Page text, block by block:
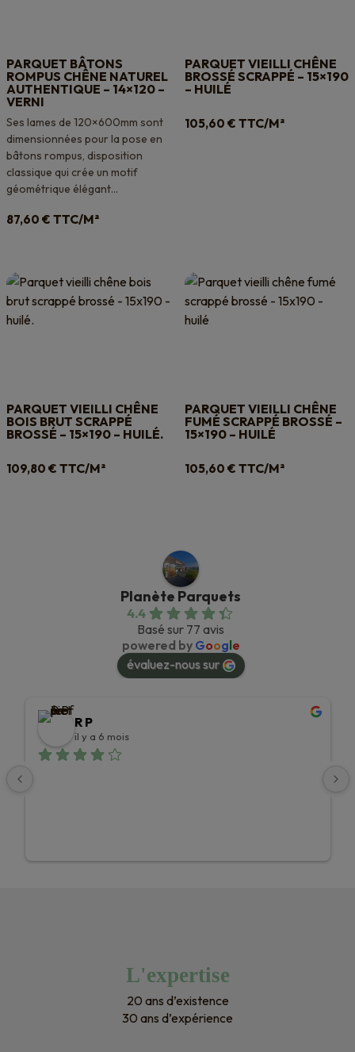
PARQUET BÂTONS
ROMPUS CHÊNE NATUREL
AUTHENTIQUE – 14×120 –
VERNI
Ses lames de 120×600mm sont
dimensionnées pour la pose en
bâtons rompus, disposition
classique qui crée un motif
géométrique élégant...
87,60 € TTC/M²
PARQUET VIEILLI CHÊNE
BROSSÉ SCRAPPÉ – 15×190
– HUILÉ
105,60 € TTC/M²
PARQUET VIEILLI CHÊNE
BOIS BRUT SCRAPPÉ
BROSSÉ – 15×190 – HUILÉ.
109,80 € TTC/M²
PARQUET VIEILLI CHÊNE
FUMÉ SCRAPPÉ BROSSÉ –
15×190 – HUILÉ
105,60 € TTC/M²
Planète Parquets
4.4
Basé sur 77 avis
powered by Google
évaluez-nous sur
R P
il y a 6 mois
L'expertise
20 ans d’existence
30 ans d’expérience